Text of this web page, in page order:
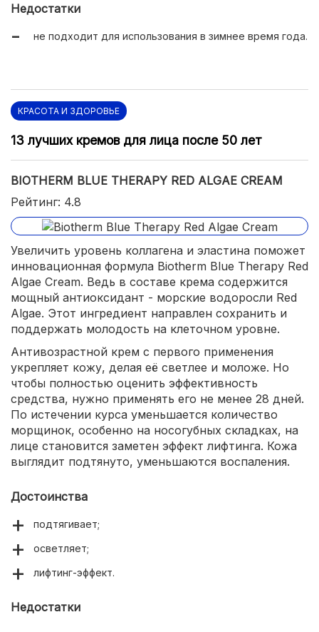
Недостатки
не подходит для использования в зимнее время года.
КРАСОТА И ЗДОРОВЬЕ
13 лучших кремов для лица после 50 лет
BIOTHERM BLUE THERAPY RED ALGAE CREAM
Рейтинг: 4.8
Увеличить уровень коллагена и эластина поможет
инновационная формула Biotherm Blue Therapy Red
Algae Cream. Ведь в составе крема содержится
мощный антиоксидант - морские водоросли Red
Algae. Этот ингредиент направлен сохранить и
поддержать молодость на клеточном уровне.
Антивозрастной крем с первого применения
укрепляет кожу, делая её светлее и моложе. Но
чтобы полностью оценить эффективность
средства, нужно применять его не менее 28 дней.
По истечении курса уменьшается количество
морщинок, особенно на носогубных складках, на
лице становится заметен эффект лифтинга. Кожа
выглядит подтянуто, уменьшаются воспаления.
Достоинства
подтягивает;
осветляет;
лифтинг-эффект.
Недостатки